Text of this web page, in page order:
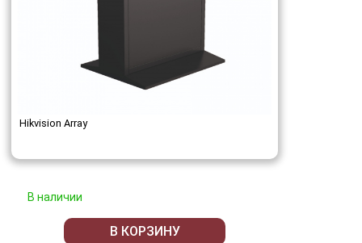
Hikvision Array
В наличии
В КОРЗИНУ